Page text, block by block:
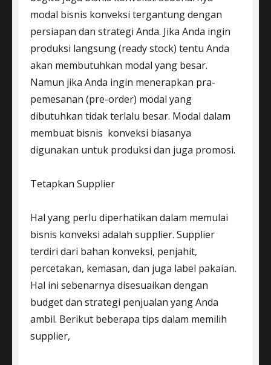
modal bisnis konveksi tergantung dengan
persiapan dan strategi Anda. Jika Anda ingin
produksi langsung (ready stock) tentu Anda
akan membutuhkan modal yang besar.
Namun jika Anda ingin menerapkan pra-
pemesanan (pre-order) modal yang
dibutuhkan tidak terlalu besar. Modal dalam
membuat bisnis konveksi biasanya
digunakan untuk produksi dan juga promosi.
Tetapkan Supplier
Hal yang perlu diperhatikan dalam memulai
bisnis konveksi adalah supplier. Supplier
terdiri dari bahan konveksi, penjahit,
percetakan, kemasan, dan juga label pakaian.
Hal ini sebenarnya disesuaikan dengan
budget dan strategi penjualan yang Anda
ambil. Berikut beberapa tips dalam memilih
supplier,